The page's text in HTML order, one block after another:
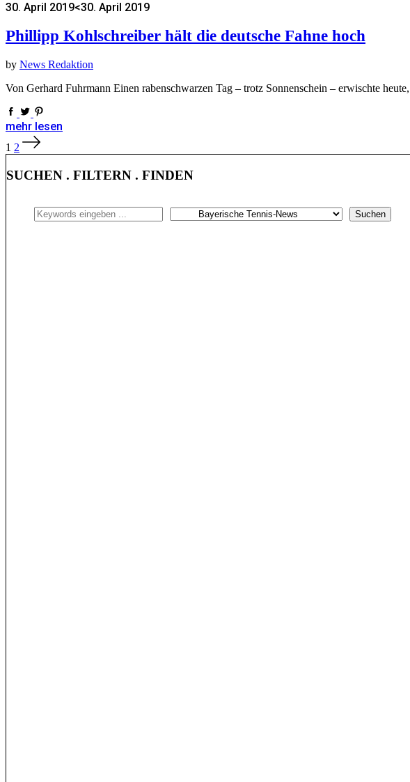
30. April 2019<30. April 2019
Phillipp Kohlschreiber hält die deutsche Fahne hoch
by News Redaktion
Von Gerhard Fuhrmann Einen rabenschwarzen Tag – trotz Sonnenschein – erwischte
mehr lesen
Seitennummerierung
der
1 2
SUCHEN . FILTERN . FINDEN